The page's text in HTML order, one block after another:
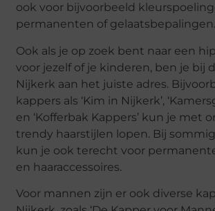
ook voor bijvoorbeeld
permanenten of gelaatsbepalingen.
Ook als je op zoek bent naar een
voor jezelf of je kinderen, ben je bij
Nijkerk aan het juiste adres.
kappers als ‘Kim in Nijkerk’,
en ‘Kofferbak Kappers’ kun je met
trendy haarstijlen lopen. Bij
kun je ook terecht voor
en haaraccessoires.
Voor mannen zijn er ook diverse